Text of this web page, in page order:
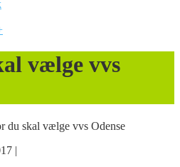
vælge vvs
du skal vælge vvs Odense
|